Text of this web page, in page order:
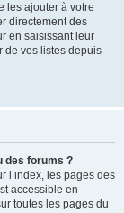
les ajouter à votre
directement des
en saisissant leur
de vos listes depuis
des forums ?
l’index, les pages des
accessible en
toutes les pages du